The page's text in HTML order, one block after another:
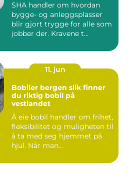
SHA handler om hvordan
bygge- og anleggsplasser
blir gjort trygge for alle som
jobber der. Kravene t...
11. jun
Bobiler bergen slik finner
du riktig bobil på
vestlandet
Å eie bobil handler om frihet,
fleksibilitet og muligheten til
å ta med seg hjemmet på
hjul. Når man...